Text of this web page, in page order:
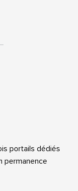
portails dédiés
permanence